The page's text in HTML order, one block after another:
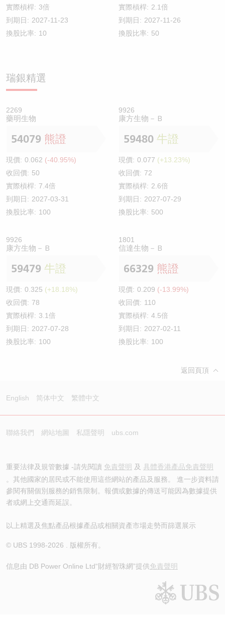
實際槓桿: 3倍
到期日: 2027-11-23
換股比率: 10
實際槓桿: 2.1倍
到期日: 2027-11-26
換股比率: 50
瑞銀精選
2269
藥明生物
54079 熊證
現價: 0.062 (-40.95%)
收回價: 50
實際槓桿: 7.4倍
到期日: 2027-03-31
換股比率: 100
9926
康方生物－Ｂ
59480 牛證
現價: 0.077 (+13.23%)
收回價: 72
實際槓桿: 2.6倍
到期日: 2027-07-29
換股比率: 500
9926
康方生物－Ｂ
59479 牛證
現價: 0.325 (+18.18%)
收回價: 78
實際槓桿: 3.1倍
到期日: 2027-07-28
換股比率: 100
1801
信達生物－Ｂ
66329 熊證
現價: 0.209 (-13.99%)
收回價: 110
實際槓桿: 4.5倍
到期日: 2027-02-11
換股比率: 100
返回頁頂
English 简体中文 繁體中文
聯絡我們 網站地圖 私隱聲明 ubs.com
重要法律及規管數據 -請先閱讀 免責聲明 及 具體香港產品免責聲明
。其他國家的居民或不能使用這些網站的產品及服務。 進一步資料請
參閱有關個別服務的銷售限制。報價或數據的傳送可能因為數據提供
者或網上交通而延誤。
以上精選及焦點產品根據產品或相關資產市場走勢而篩選展示
© UBS 1998-2026 . 版權所有。
信息由 DB Power Online Ltd“財經智珠網”提供免責聲明